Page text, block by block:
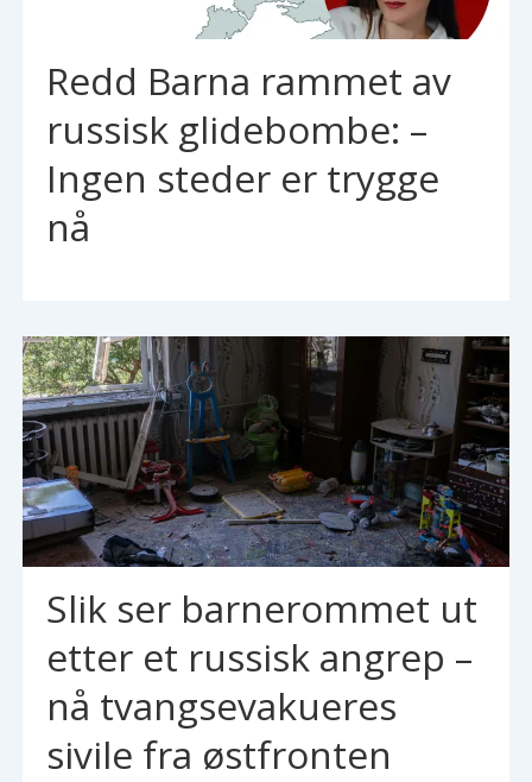
Redd Barna rammet av
russisk glidebombe: –
Ingen steder er trygge
nå
Slik ser barnerommet ut
etter et russisk angrep –
nå tvangsevakueres
sivile fra østfronten